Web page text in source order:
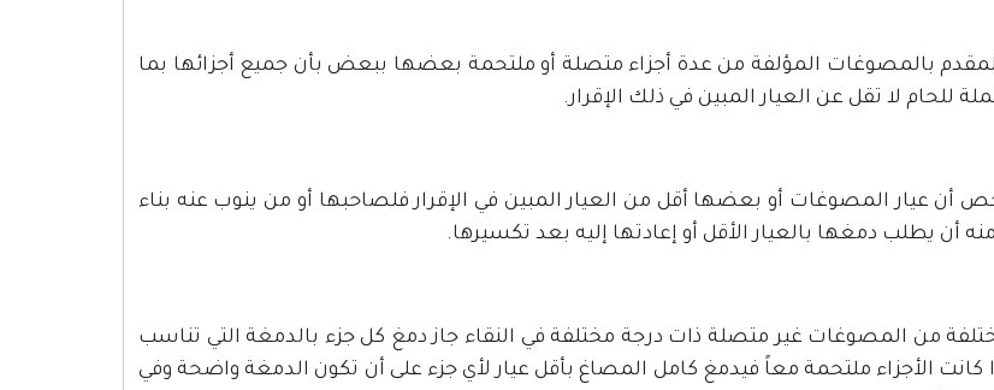
المقدم بالمصوغات المؤلفة من عدة أجزاء متصلة أو ملتحمة بعضها ببعض بأن جميع أجزائها بما
للحام لا تقل عن العيار المبين في ذلك الإقرار.
أن عيار المصوغات أو بعضها أقل من العيار المبين في الإقرار فلصاحبها أو من ينوب عنه بناء
أن يطلب دمغها بالعيار الأقل أو إعادتها إليه بعد تكسيرها.
من المصوغات غير متصلة ذات درجة مختلفة في النقاء جاز دمغ كل جزء بالدمغة التي تناسب
كانت الأجزاء ملتحمة معاً فيدمغ كامل المصاغ بأقل عيار لأي جزء على أن تكون الدمغة واضحة وفي